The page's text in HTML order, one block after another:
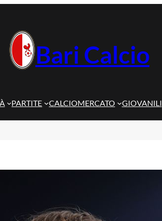
Bari Calcio
PARTITE CALCIOMERCATO GIOVANILI